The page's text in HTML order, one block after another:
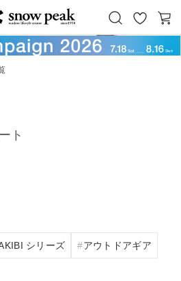
Peak
お
気
カ
ー
ト
シリーズ アウトドアギア